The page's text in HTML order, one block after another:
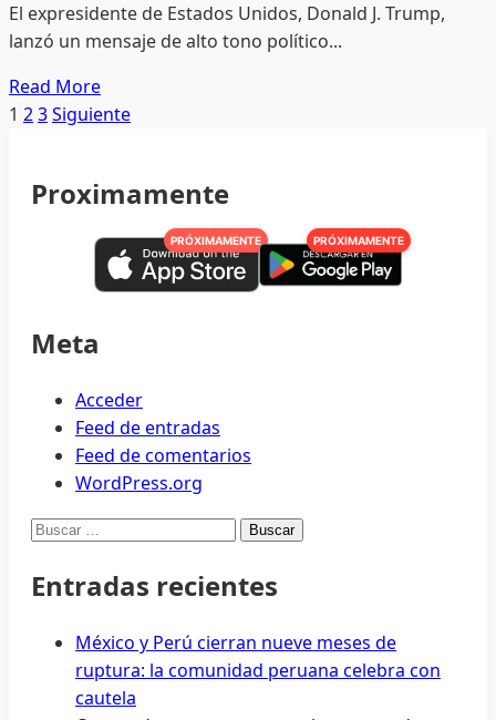
humano
y
de
la
El expresidente de Estados Unidos, Donald J. Trump,
lanzó un mensaje de alto tono político...
Read MoreRead
more
endurece
ofensiva
migratoria
Paginación
entradas
1 23Siguiente
Proximamente
PRÓXIMAMENTE PRÓXIMAMENTE
Meta
Acceder
Feed de entradas
Feed de comentarios
WordPress.org
Buscar:
Entradas recientes
México y Perú cierran nueve meses de
ruptura: la comunidad peruana celebra con
cautela